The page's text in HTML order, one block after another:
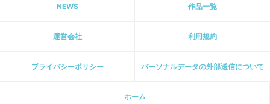
NEWS 作品一覧
運営会社 利用規約
プライパシーポリシー パーソナルデータの外部送信について
ホーム